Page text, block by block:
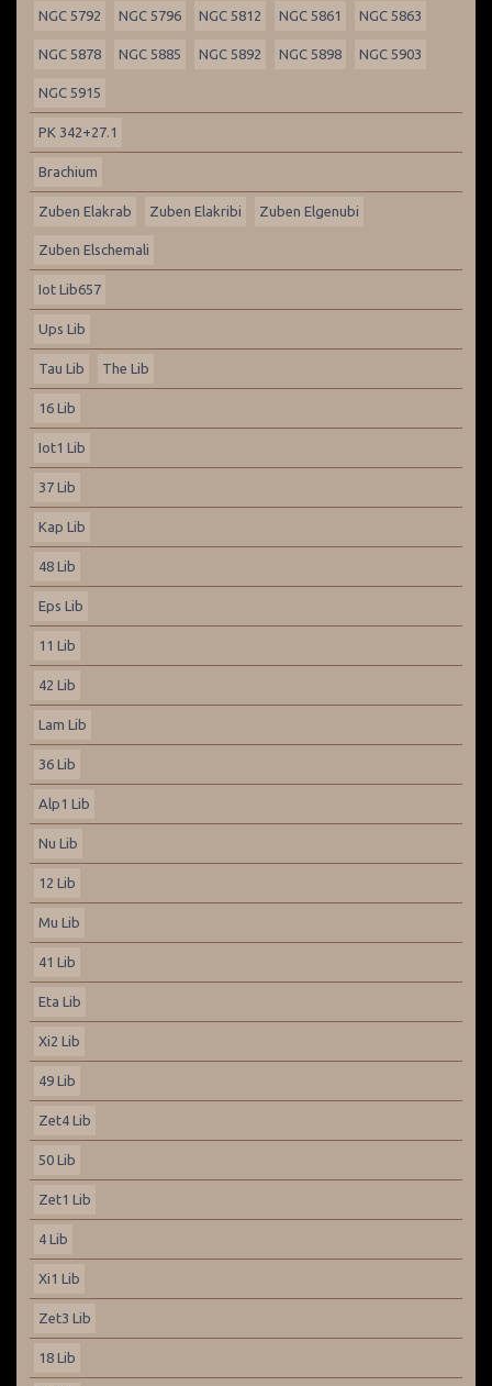
NGC 5792 NGC 5796 NGC 5812 NGC 5861 NGC 5863
NGC 5878 NGC 5885 NGC 5892 NGC 5898 NGC 5903
NGC 5915
PK 342+27.1
Brachium
Zuben Elakrab Zuben Elakribi Zuben Elgenubi
Zuben Elschemali
Iot Lib657
Ups Lib
Tau Lib The Lib
16 Lib
Iot1 Lib
37 Lib
Kap Lib
48 Lib
Eps Lib
11 Lib
42 Lib
Lam Lib
36 Lib
Alp1 Lib
Nu Lib
12 Lib
Mu Lib
41 Lib
Eta Lib
Xi2 Lib
49 Lib
Zet4 Lib
50 Lib
Zet1 Lib
4 Lib
Xi1 Lib
Zet3 Lib
18 Lib